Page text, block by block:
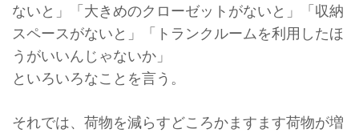
ないと」「 大きめのクローゼットがないと」「収納
スペースがないと」「
トランクルームを利用したほ
うがいいんじゃないか」
といろいろなことを言う。
それでは、荷物を減らすどころかますます荷物が増